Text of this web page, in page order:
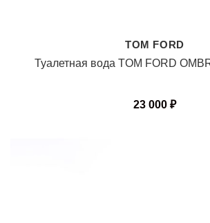
TOM FORD
Туалетная вода TOM FORD
23 000 ₽